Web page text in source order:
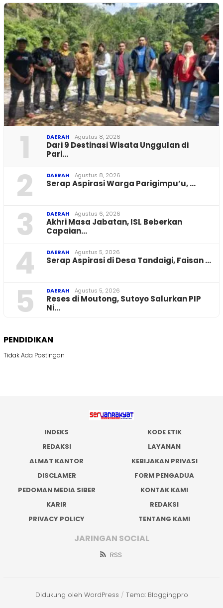
1 DAERAH Agustus 8, 2026
Dari 9 Destinasi Wisata Unggulan di
Pari…
2 DAERAH Agustus 8, 2026
Serap Aspirasi Warga Parigimpu’u, …
3 DAERAH Agustus 6, 2026
Akhri Masa Jabatan, ISL Beberkan
Capaian…
4 DAERAH Agustus 5, 2026
Serap Aspirasi di Desa Tandaigi, Faisan …
5 DAERAH Agustus 5, 2026
Reses di Moutong, Sutoyo Salurkan PIP
Ni…
PENDIDIKAN
Tidak Ada Postingan
INDEKS
KODE ETIK
REDAKSI
LAYANAN
ALMAT KANTOR
KEBIJAKAN PRIVASI
DISCLAMER
FORM PENGADUA
PEDOMAN MEDIA SIBER
KONTAK KAMI
KARIR
REDAKSI
PRIVACY POLICY
TENTANG KAMI
JARINGAN SOCIAL
RSS
Didukung oleh WordPress / Tema: Bloggingpro